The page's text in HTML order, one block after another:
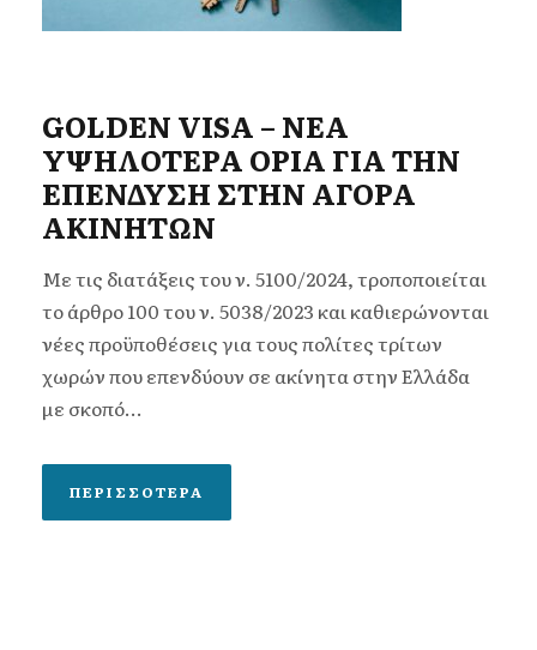
GOLDEN VISA – ΝΕΑ
ΥΨΗΛΟΤΕΡΑ ΟΡΙΑ ΓΙΑ ΤΗΝ
ΕΠΕΝΔΥΣΗ ΣΤΗΝ ΑΓΟΡΑ
ΑΚΙΝΗΤΩΝ
Με τις διατάξεις του ν. 5100/2024, τροποποιείται
το άρθρο 100 του ν. 5038/2023 και καθιερώνονται
νέες προϋποθέσεις για τους πολίτες τρίτων
χωρών που επενδύουν σε ακίνητα στην Ελλάδα
με σκοπό...
ΠΕΡΙΣΣΌΤΕΡΑ